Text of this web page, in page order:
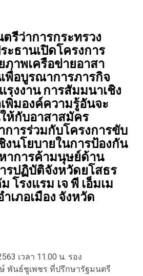
รีว่าการกระทรวง
ะธานเปิดโครงการ
ภาพเครือข่ายอาสา
พื่อบูรณาการภารกิจ
รงงาน การสัมมนาเชิง
พิ่มองค์ความรู้อันจะ
ห้กับอาสาสมัคร
การร่วมกับโครงการขับ
งนโยบายในการป้องกัน
าการค้ามนุษย์ด้าน
รปฏิบัติจังหวัดยโสธร
โรงแรม เจ พี เอ็มเม
เภอเมือง จังหวัด
เวลา 11.00 น. รอง
พันธ์ชูเพชร ที่ปรึกษารัฐมนตรี